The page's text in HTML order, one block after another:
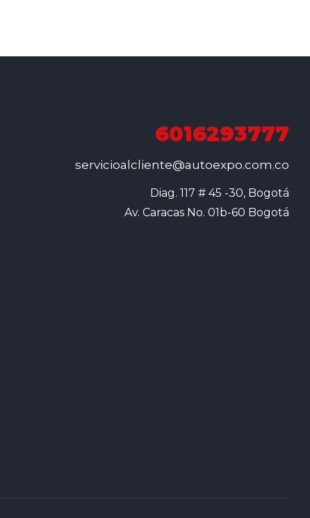
6016293777
servicioalcliente@autoexpo.com.co
Diag. 117 # 45 -30, Bogotá
Av. Caracas No. 01b-60 Bogotá